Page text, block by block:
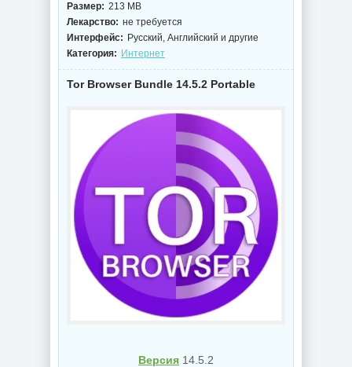
Размер: 213 MB
Лекарство: не требуется
Интерфейс: Русский, Английский и другие
Категория: Интернет
Tor Browser Bundle 14.5.2 Portable
Версия 14.5.2